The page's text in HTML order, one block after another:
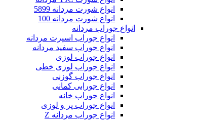
انواع شورت مردانه 5899
انواع شورت مردانه 100
انواع جوراب مردانه
انواع جوراب اسپرت مردانه
انواع جوراب سفید مردانه
انواع جوراب لوزی
انواع جوراب لوزی خطی
انواع جوراب گوزنی
انواع جورابی کمانی
انواع جوراب خانه
انواع جوراب پر و لوزی
انواع جوراب مردانه Z